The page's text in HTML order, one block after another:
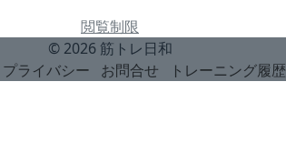
閲覧制限
© 2026 筋トレ日和
プライバシー お問合せ トレーニング履歴